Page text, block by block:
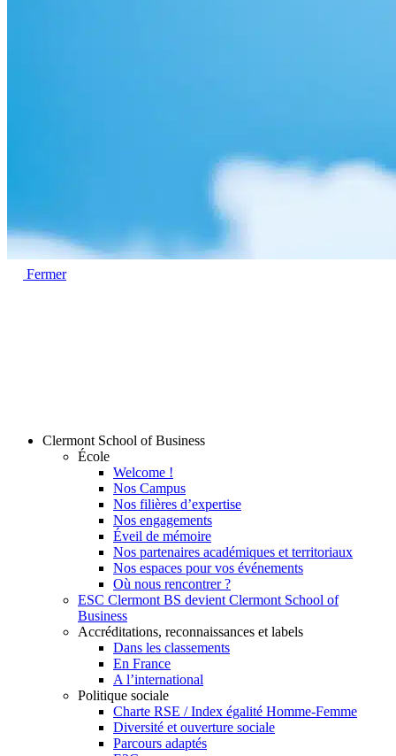
Fermer
Clermont School of Business
École
Welcome !
Nos Campus
Nos filières d’expertise
Nos engagements
Éveil de mémoire
Nos partenaires académiques et territoriaux
Nos espaces pour vos événements
Où nous rencontrer ?
ESC Clermont BS devient Clermont School of
Business
Accréditations, reconnaissances et labels
Dans les classements
En France
A l’international
Politique sociale
Charte RSE / Index égalité Homme-Femme
Diversité et ouverture sociale
Parcours adaptés